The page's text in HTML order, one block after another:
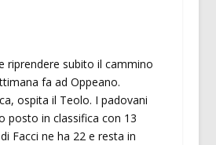
riprendere subito il cammino
fa ad Oppeano.
ospita il Teolo. I padovani
posto in classifica con 13
Facci ne ha 22 e resta in